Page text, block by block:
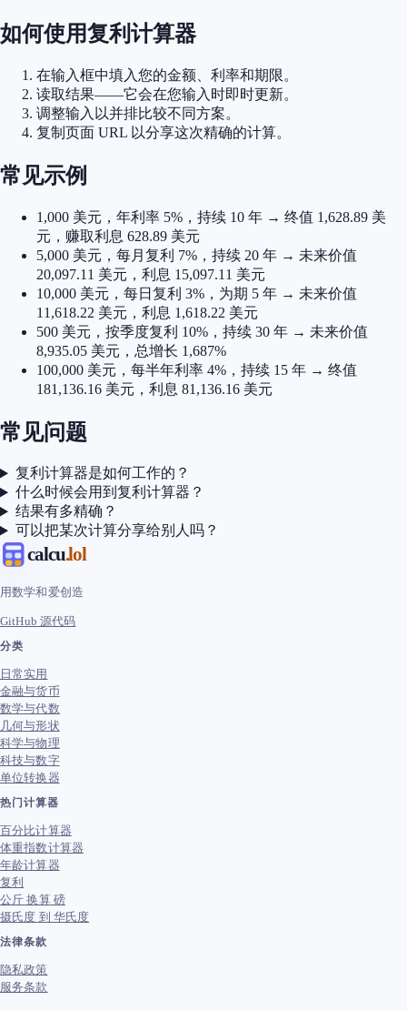
如何使用复利计算器
在输入框中填入您的金额、利率和期限。
读取结果——它会在您输入时即时更新。
调整输入以并排比较不同方案。
复制页面 URL 以分享这次精确的计算。
常见示例
1,000 美元，年利率 5%，持续 10 年 → 终值 1,628.89 美
元，赚取利息 628.89 美元
5,000 美元，每月复利 7%，持续 20 年 → 未来价值
20,097.11 美元，利息 15,097.11 美元
10,000 美元，每日复利 3%，为期 5 年 → 未来价值
11,618.22 美元，利息 1,618.22 美元
500 美元，按季度复利 10%，持续 30 年 → 未来价值
8,935.05 美元，总增长 1,687%
100,000 美元，每半年利率 4%，持续 15 年 → 终值
181,136.16 美元，利息 81,136.16 美元
常见问题
复利计算器是如何工作的？
什么时候会用到复利计算器？
结果有多精确？
可以把某次计算分享给别人吗？
calcu.lol
用数学和爱创造
GitHub 源代码
分类
日常实用
金融与货币
数学与代数
几何与形状
科学与物理
科技与数字
单位转换器
热门计算器
百分比计算器
体重指数计算器
年龄计算器
复利
公斤 换算 磅
摄氏度 到 华氏度
法律条款
隐私政策
服务条款